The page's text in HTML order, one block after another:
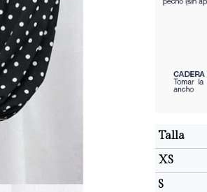
Talla
XS
S